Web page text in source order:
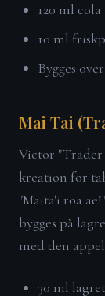
120 ml cola
10 ml
Bygges
Mai Tai
Victor "Trader
kreation for
"Maita'i roa
bygges på
med den
30 ml